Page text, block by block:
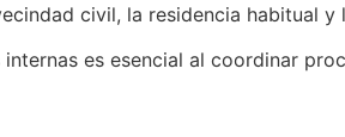
civil, la residencia habitual y
es esencial al coordinar